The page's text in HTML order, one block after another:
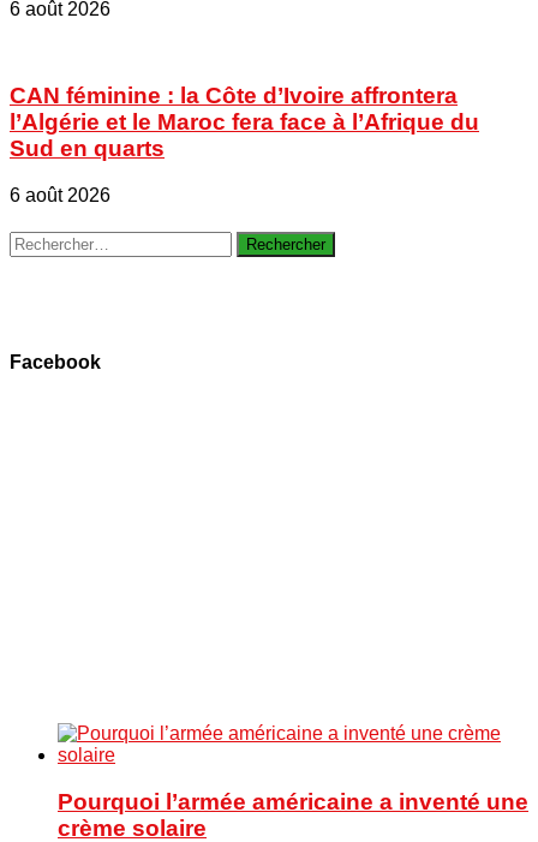
6 août 2026
CAN féminine : la Côte d’Ivoire affrontera
l’Algérie et le Maroc fera face à l’Afrique du
Sud en quarts
6 août 2026
Rechercher :
Facebook
Pourquoi l’armée américaine a inventé une
crème solaire